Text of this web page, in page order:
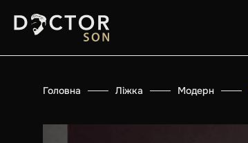
Головна Ліжка Модерн